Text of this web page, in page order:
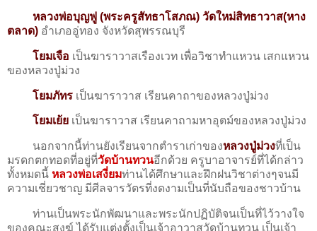
หลวงพ่อบุญฟู (พระครูสัทธาโสภณ) วัดใหม่สิทธาวาส(หาง
ตลาด) อำเภออู่ทอง จังหวัดสุพรรณบุรี
โยมเจือ เป็นฆาราวาสเรืองเวท เพื่อวิชาทำแหวน เสกแหวน
ของหลวงปู่ม่วง
โยมภัทร เป็นฆาราวาส เรียนคาถาของหลวงปู่ม่วง
โยมเย้ย เป็นฆาราวาส เรียนคาถามหาอุตม์ของหลวงปู่ม่วง
นอกจากนี้ท่านยังเรียนจากตำราเก่าของหลวงปู่ม่วงที่เป็น
มรดกตกทอดที่อยู่ที่วัดบ้านทวนอีกด้วย ครูบาอาจารย์ที่ได้กล่าว
ทั้งหมดนี้ หลวงพ่อเสงี่ยมท่านได้ศึกษาและฝึกฝนวิชาต่างๆจนมี
ความเชี่ยวชาญ มีศีลจารวัตรที่งดงามเป็นที่นับถือของชาวบ้าน
ท่านเป็นพระนักพัฒนาและพระนักปฏิบัติจนเป็นที่ไว้วางใจ
ของคณะสงฆ์ ได้รับแต่งตั้งเป็นเจ้าอาวาสวัดบ้านทวน เป็นเจ้า